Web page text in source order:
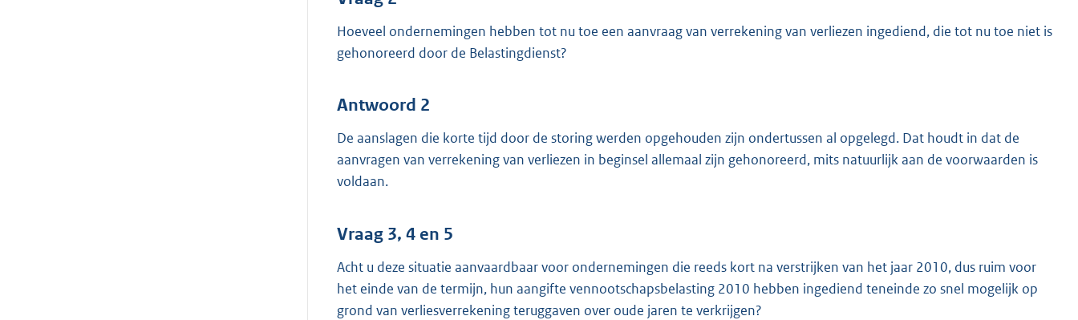
Hoeveel ondernemingen hebben tot nu toe een aanvraag van verrekening van verliezen ingediend, die tot nu toe niet is
gehonoreerd door de Belastingdienst?
Antwoord 2
De aanslagen die korte tijd door de storing werden opgehouden zijn ondertussen al opgelegd. Dat houdt in dat de
aanvragen van verrekening van verliezen in beginsel allemaal zijn gehonoreerd, mits natuurlijk aan de voorwaarden is
voldaan.
Vraag 3, 4 en 5
Acht u deze situatie aanvaardbaar voor ondernemingen die reeds kort na verstrijken van het jaar 2010, dus ruim voor
het einde van de termijn, hun aangifte vennootschapsbelasting 2010 hebben ingediend teneinde zo snel mogelijk op
grond van verliesverrekening teruggaven over oude jaren te verkrijgen?